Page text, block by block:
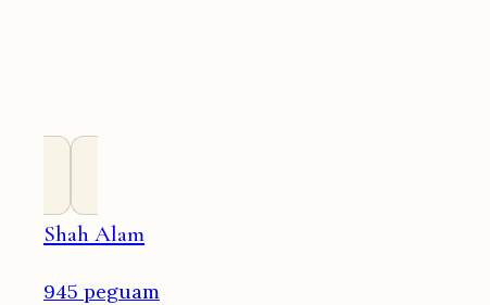
Shah Alam
945 peguam